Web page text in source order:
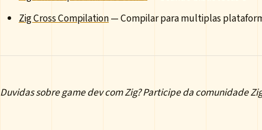
Zig Cross Compilation— Compilar para multiplas
Duvidas sobre game dev com Zig? Participe da comunidade